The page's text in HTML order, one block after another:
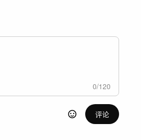
0/120
评论